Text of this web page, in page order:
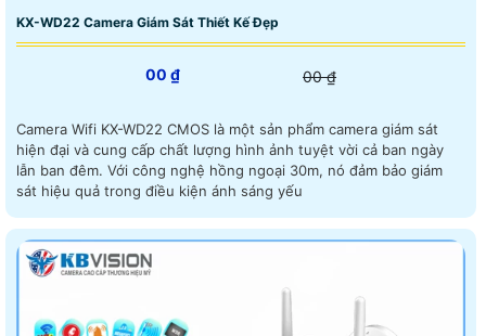
KX-WD22 Camera Giám Sát Thiết Kế Đẹp
00 ₫ 00 ₫
Camera Wifi KX-WD22 CMOS là một sản phẩm camera giám sát
hiện đại và cung cấp chất lượng hình ảnh tuyệt vời cả ban ngày
lẫn ban đêm. Với công nghệ hồng ngoại 30m, nó đảm bảo giám
sát hiệu quả trong điều kiện ánh sáng yếu